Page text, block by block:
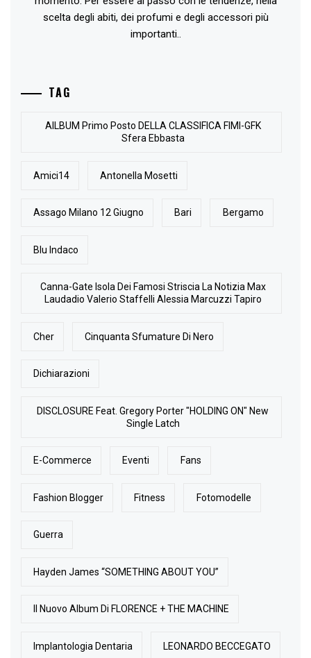
scelta degli abiti, dei profumi e degli accessori più
importanti..
TAG
AlLBUM Primo Posto DELLA CLASSIFICA FIMI-GFK
Sfera Ebbasta
Amici14 Antonella Mosetti
Assago Milano 12 Giugno Bari Bergamo
Blu Indaco
Canna-Gate Isola Dei Famosi Striscia La Notizia Max
Laudadio Valerio Staffelli Alessia Marcuzzi Tapiro
Cher Cinquanta Sfumature Di Nero
Dichiarazioni
DISCLOSURE Feat. Gregory Porter "HOLDING ON" New
Single Latch
E-Commerce Eventi Fans
Fashion Blogger Fitness Fotomodelle
Guerra
Hayden James “SOMETHING ABOUT YOU”
Il Nuovo Album Di FLORENCE + THE MACHINE
Implantologia Dentaria LEONARDO BECCEGATO